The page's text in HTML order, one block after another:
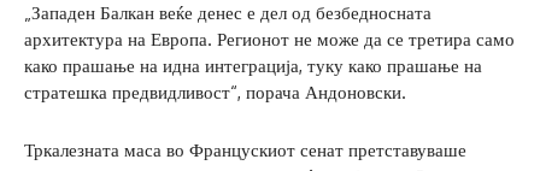
„Западен Балкан веќе денес е дел од безбедносната
архитектура на Европа. Регионот не може да се третира само
како прашање на идна интеграција, туку како прашање на
стратешка предвидливост“, порача Андоновски.
Тркалезната маса во Францускиот сенат претставуваше